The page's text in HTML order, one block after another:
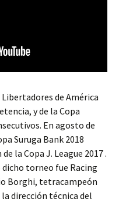
de América
y de la Copa
En agosto de
Suruga Bank 2018
la Copa J. League 2017 .
dicho torneo fue Racing
Borghi, tetracampeón
dirección técnica del